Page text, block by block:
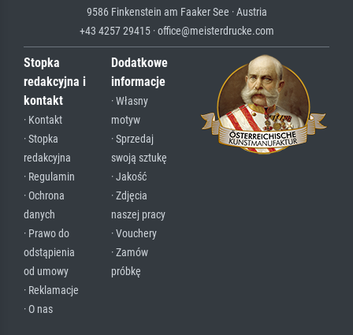
9586 Finkenstein am Faaker See · Austria
+43 4257 29415 · office@meisterdrucke.com
Stopka
redakcyjna i
kontakt
· Kontakt
· Stopka
redakcyjna
· Regulamin
· Ochrona
danych
· Prawo do
odstąpienia
od umowy
· Reklamacje
· O nas
Dodatkowe
informacje
· Własny
motyw
· Sprzedaj
swoją sztukę
· Jakość
· Zdjęcia
naszej pracy
· Vouchery
· Zamów
próbkę